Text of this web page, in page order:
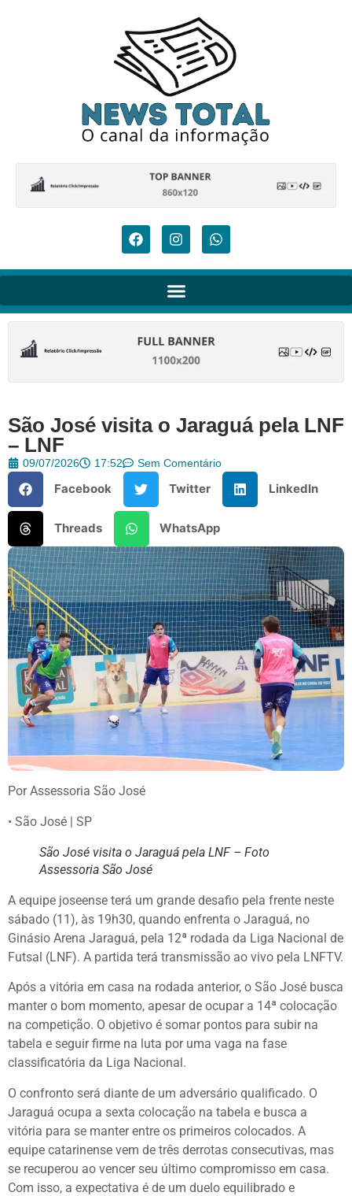
São José visita o Jaraguá pela LNF
– LNF
09/07/2026 17:52 Sem Comentário
Facebook Twitter LinkedIn
Threads WhatsApp
Por Assessoria São José
• São José | SP
São José visita o Jaraguá pela LNF – Foto
Assessoria São José
A equipe joseense terá um grande desafio pela frente neste
sábado (11), às 19h30, quando enfrenta o Jaraguá, no
Ginásio Arena Jaraguá, pela 12ª rodada da Liga Nacional de
Futsal (LNF). A partida terá transmissão ao vivo pela LNFTV.
Após a vitória em casa na rodada anterior, o São José busca
manter o bom momento, apesar de ocupar a 14ª colocação
na competição. O objetivo é somar pontos para subir na
tabela e seguir firme na luta por uma vaga na fase
classificatória da Liga Nacional.
O confronto será diante de um adversário qualificado. O
Jaraguá ocupa a sexta colocação na tabela e busca a
vitória para se manter entre os primeiros colocados. A
equipe catarinense vem de três derrotas consecutivas, mas
se recuperou ao vencer seu último compromisso em casa.
Com isso, a expectativa é de um duelo equilibrado e